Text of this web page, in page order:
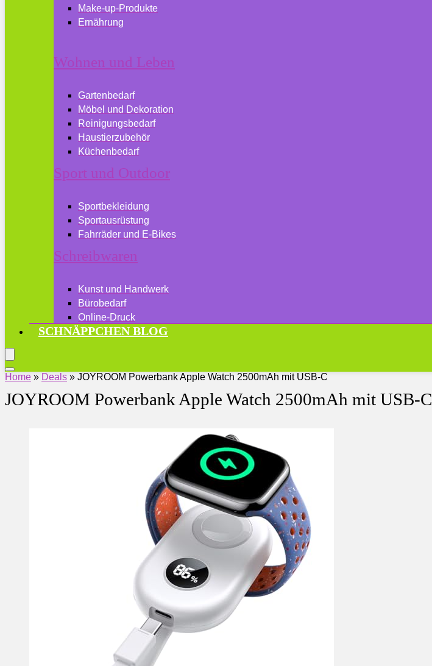
Make-up-Produkte
Ernährung
Wohnen und Leben
Gartenbedarf
Möbel und Dekoration
Reinigungsbedarf
Haustierzubehör
Küchenbedarf
Sport und Outdoor
Sportbekleidung
Sportausrüstung
Fahrräder und E-Bikes
Schreibwaren
Kunst und Handwerk
Bürobedarf
Online-Druck
SCHNÄPPCHEN BLOG
Home » Deals » JOYROOM Powerbank Apple Watch 2500mAh mit USB-C
JOYROOM Powerbank Apple Watch 2500mAh mit USB-C